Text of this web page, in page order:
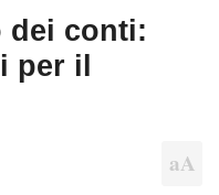
dei conti:
per il